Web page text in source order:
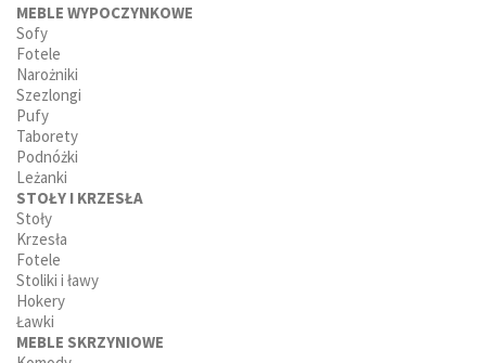
MEBLE WYPOCZYNKOWE
Sofy
Fotele
Narożniki
Szezlongi
Pufy
Taborety
Podnóżki
Leżanki
STOŁY I KRZESŁA
Stoły
Krzesła
Fotele
Stoliki i ławy
Hokery
Ławki
MEBLE SKRZYNIOWE